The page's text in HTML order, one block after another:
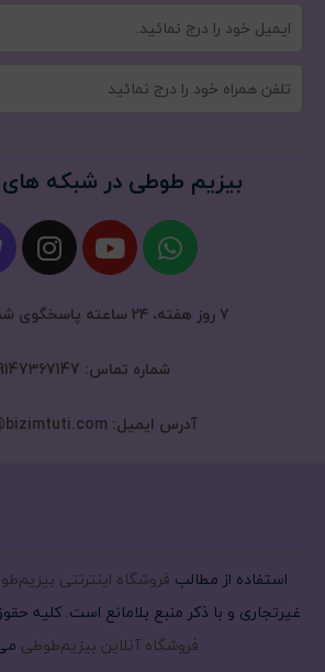
بیزیم طوطی در شبکه
۷ روز هفته، ۲۴ ساعته پاسخگوی شما هستیم.
شماره تماس: 09147367147
آدرس ایمیل: info@bizimtuti.com
استفاده از مطالب فروشگاه اینترنتی
غیرتجاری و با ذکر منبع بلامانع است. کلیه
فروشگاه آنلاین بیزیم‌طوطی